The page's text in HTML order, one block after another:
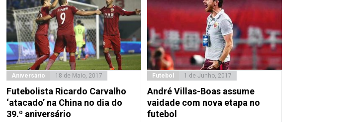
Aniversário 18 de Maio, 2017
Futebolista Ricardo Carvalho
‘atacado’ na China no dia do
39.º aniversário
Futebol 1 de Junho, 2017
André Villas-Boas assume
vaidade com nova etapa no
futebol